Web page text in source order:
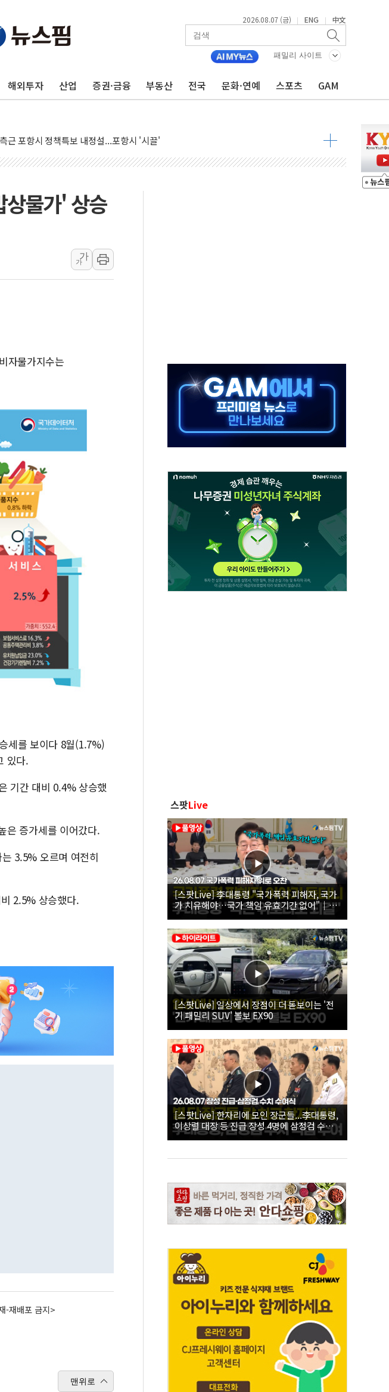
2026.08.07 (금) | ENG | 中文
패밀리 사이트
해외투자 산업 증권·금융 부동산 전국 문화·연예 스포츠 GAM
고용 2만3000명 감소 '쇼크'…9월 금리 인상 기대 후퇴
수니파 3개국, 공동방위협정 체결
와 MOU… "6·25 미군 실종자 7359명 끝까지 찾겠다"
, 대한민국 다음 100년 밑거름…수도권 집중 완화 전환점"
간 마라톤 부동산 2차 회의' 주재… "전폭적 공급 확대·속도전 총력"
에르도안의 만남
란 최고지도자 위독…곧 사망해도 놀랍지 않아"
동 불안 속 유가 상승에 소폭 하락...금융주 낙폭 커
청년주택' SNS 글 역풍에 "정부정책 아냐" 해명
벨트로 또 충돌…반복되는 국토부-서울시 '정책 엇박자'
데이] 특공 전략도 '극과 극'…생애최초만 경쟁 치열
트코인 6만4000달러대 횡보…고래·ETF 매수에도 고유가·금리·입법 지연 '삼중 부담'
물가' 상승
가
가
자물가지수는
세를 보이다 8월(1.7%)
있다.
기간 대비 0.4% 상승했
은 증가세를 이어갔다.
3.5% 오르며 여전히
2.5% 상승했다.
-재배포 금지>
맨위로
스팟Live
[스팟Live] 李대통령 "국가폭력 피해자, 국가
가 치유해야…국가 책임 유효기간 없어"｜
26.08.07 국가폭력 피해자 위로 오찬
[스팟Live] 일상에서 장점이 더 돋보이는 '전
기 패밀리 SUV' 볼보 EX90
[스팟Live] 한자리에 모인 장군들...李대통령,
이상렬 대장 등 진급 장성 4명에 삼정검 수치
직접 수여｜26.08.07 장성 진급·삼정검 수치